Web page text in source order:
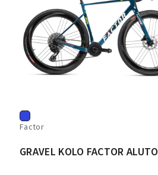
Factor
GRAVEL KOLO FACTOR ALUTO